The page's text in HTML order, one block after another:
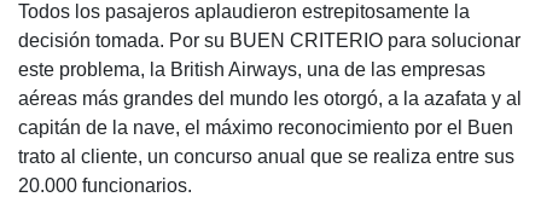
Todos los pasajeros aplaudieron estrepitosamente la
decisión tomada. Por su BUEN CRITERIO para solucionar
este problema, la British Airways, una de las empresas
aéreas más grandes del mundo les otorgó, a la azafata y al
capitán de la nave, el máximo reconocimiento por el Buen
trato al cliente, un concurso anual que se realiza entre sus
20.000 funcionarios.